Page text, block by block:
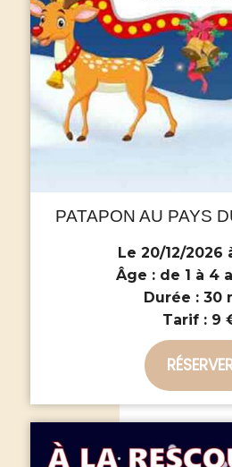
PATAPON AU PAYS
Le 20/12/2026
Âge :de 1 à 4
Durée : 30
Tarif : 9